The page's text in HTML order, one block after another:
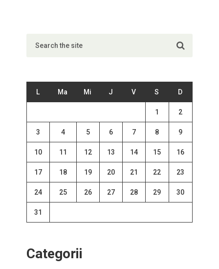
L Ma Mi J V S D
1 2
3 4 5 6 7 8 9
10 11 12 13 14 15 16
17 18 19 20 21 22 23
24 25 26 27 28 29 30
31
Categorii